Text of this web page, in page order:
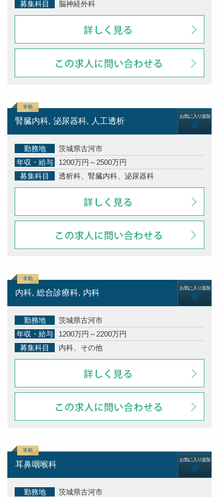
募集科目 脳神経外科
腎臓内科, 泌尿器科, 人工透析
お気に入り追加
勤務地
茨城県古河市
年収・給与
1200万円～2500万円
募集科目
透析科、腎臓内科、泌尿器科
内科, 総合診療科, 内科
お気に入り追加
勤務地
茨城県古河市
年収・給与
1200万円～2200万円
募集科目
内科、その他
耳鼻咽喉科
お気に入り追加
勤務地
茨城県古河市